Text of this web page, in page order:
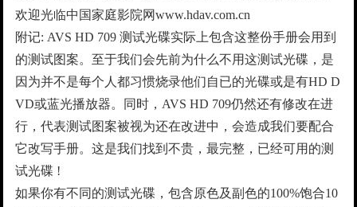
欢迎光临中国家庭影院网www.hdav.com.cn
附记: AVS HD 709 测试光碟实际上包含这整份手册会用到
的测试图案。至于我们会先前为什么不用这测试光碟，是
因为并不是每个人都习惯烧录他们自已的光碟或是有HD D
VD或蓝光播放器。同时，AVS HD 709仍然还有修改在进
行，代表测试图案被视为还在改进中，会造成我们要配合
它改写手册。这是我们找到不贵，最完整，已经可用的测
试光碟 !
如果你有不同的测试光碟，包含原色及副色的100%饱合10